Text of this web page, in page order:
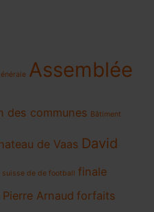
Assemblée
des communes Bâtiment
de Vaas David
suisse de de football finale
Arnaud forfaits